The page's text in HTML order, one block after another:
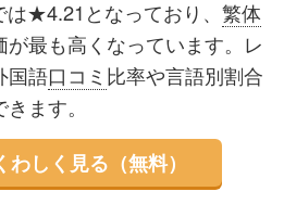
は★4.21となっており、 繁体
が最も高くなっています。レ
国語口コミ 比率や言語別割合
ます。
わしく見る（無料）